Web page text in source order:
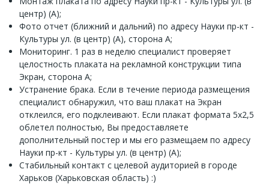
центр) (А);
Фото отчет (ближний и дальний) по адресу Науки пр-кт -
Культуры ул. (в центр) (А), сторона А;
Мониторинг. 1 раз в неделю специалист проверяет
целостность плаката на рекламной конструкции типа
Экран, сторона А;
Устранение брака. Если в течение периода размещения
специалист обнаружил, что ваш плакат на Экран
отклеился, его подклеивают. Если плакат формата 5х2,5
облетел полностью, Вы предоставляете
дополнительный постер и мы его размещаем по адресу
Науки пр-кт - Культуры ул. (в центр) (А);
Стабильный контакт с целевой аудиторией в городе
Харьков (Харьковская область) :)